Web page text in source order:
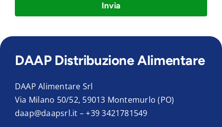
Invia
DAAP Distribuzione Alimentare
DAAP Alimentare Srl
Via Milano 50/52, 59013 Montemurlo (PO)
daap@daapsrl.it –+39 3421781549